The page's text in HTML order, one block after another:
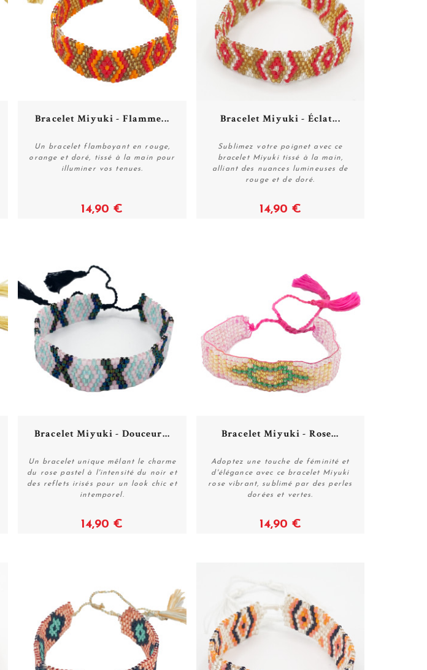
Bracelet Miyuki - Flamme...
Un bracelet flamboyant en rouge,
orange et doré, tissé à la main pour
illuminer vos tenues.
14,90 €
Acheter
Bracelet Miyuki - Éclat...
Sublimez votre poignet avec ce
bracelet Miyuki tissé à la main,
alliant des nuances lumineuses de
rouge et de doré.
14,90 €
Acheter
Bracelet Miyuki - Douceur...
Un bracelet unique mêlant le charme
du rose pastel à l'intensité du noir et
des reflets irisés pour un look chic et
intemporel.
14,90 €
Acheter
Bracelet Miyuki - Rose...
Adoptez une touche de féminité et
d'élégance avec ce bracelet Miyuki
rose vibrant, sublimé par des perles
dorées et vertes.
14,90 €